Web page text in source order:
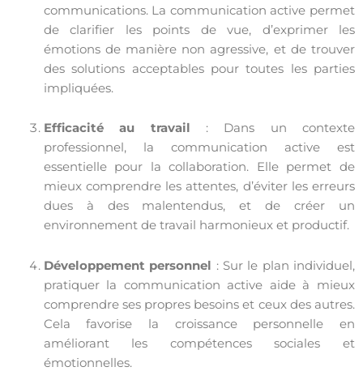
communications. La communication active permet
de clarifier les points de vue, d’exprimer les
émotions de manière non agressive, et de trouver
des solutions acceptables pour toutes les parties
impliquées.
Efficacité au travail
: Dans un contexte
professionnel, la communication active est
essentielle pour la collaboration. Elle permet de
mieux comprendre les attentes, d’éviter les erreurs
dues à des malentendus, et de créer un
environnement de travail harmonieux et productif.
Développement personnel : Sur le plan individuel,
pratiquer la communication active aide à mieux
comprendre ses propres besoins et ceux des autres.
Cela favorise la croissance personnelle en
améliorant les compétences sociales et
émotionnelles.